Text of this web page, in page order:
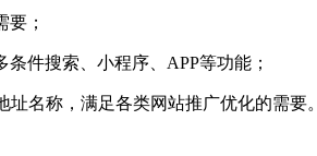
；
件搜索、小程序、APP等功能；
名称，满足各类网站推广优化的需要。